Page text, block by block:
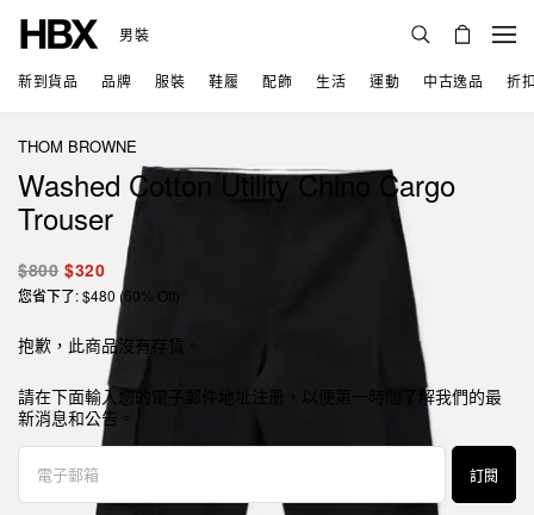
男裝
新到貨品 品牌 服裝 鞋履 配飾 生活 運動 中古逸品 折
THOM BROWNE
Washed Cotton Utility Chino Cargo
Trouser
$800 $320
您省下了: $480 (60% Off)
抱歉，此商品沒有存貨。
請在下面輸入您的電子郵件地址注册，以便第一時間了解我們的最
新消息和公告。
訂閱